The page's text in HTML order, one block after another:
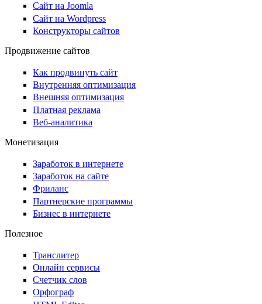
Сайт на Joomla
Сайт на Wordpress
Конструкторы сайтов
Продвижение сайтов
Как продвинуть сайт
Внутренняя оптимизация
Внешняя оптимизация
Платная реклама
Веб-аналитика
Монетизация
Заработок в интернете
Заработок на сайте
Фриланс
Партнерские программы
Бизнес в интернете
Полезное
Транслитер
Онлайн сервисы
Счетчик слов
Орфограф